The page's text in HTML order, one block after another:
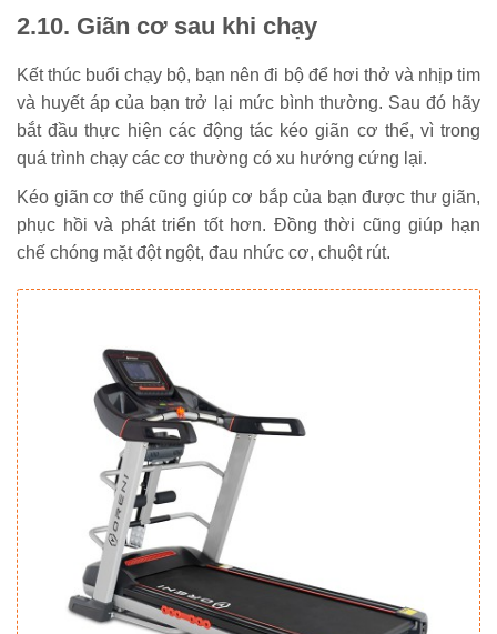
2.10. Giãn cơ sau khi chạy
Kết thúc buổi chạy bộ, bạn nên đi bộ để hơi thở và nhịp tim
và huyết áp của bạn trở lại mức bình thường. Sau đó hãy
bắt đầu thực hiện các động tác kéo giãn cơ thể, vì trong
quá trình chạy các cơ thường có xu hướng cứng lại.
Kéo giãn cơ thể cũng giúp cơ bắp của bạn được thư giãn,
phục hồi và phát triển tốt hơn. Đồng thời cũng giúp hạn
chế chóng mặt đột ngột, đau nhức cơ, chuột rút.